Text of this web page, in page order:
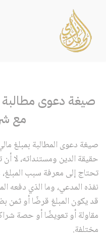
تخطى
إلى
المحتوى
صيغة دعوى مطالبة
مع
صيغة دعوى المطالبة بمبلغ
حقيقة الدين ومستنداته، لا
تحتاج إلى معرفة سبب
نفذه المدعي، وما الذي دفعه
قد يكون المبلغ قرضًا أو
مقاولة أو تعويضًا أو حصة
مختلفة.